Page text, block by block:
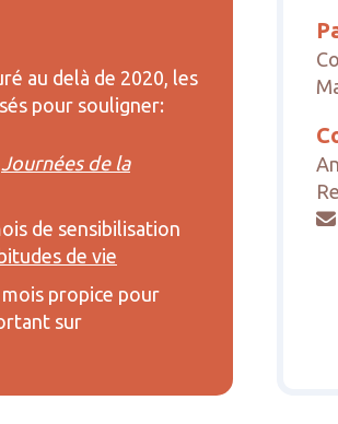
au delà de 2020, les
pour souligner:
Journées de la
de sensibilisation
de vie
propice pour
sur
